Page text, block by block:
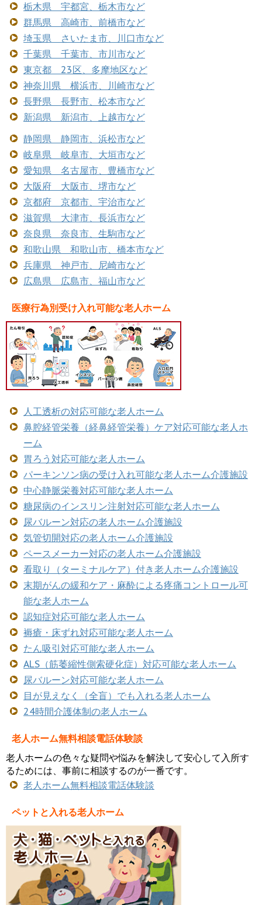
栃木県 宇都宮、栃木市など
群馬県 高崎市、前橋市など
埼玉県 さいたま市、川口市など
千葉県 千葉市、市川市など
東京都 23区、多摩地区など
神奈川県 横浜市、川崎市など
長野県 長野市、松本市など
新潟県 新潟市、上越市など
静岡県 静岡市、浜松市など
岐阜県 岐阜市、大垣市など
愛知県 名古屋市、豊橋市など
大阪府 大阪市、堺市など
京都府 京都市、宇治市など
滋賀県 大津市、長浜市など
奈良県 奈良市、生駒市など
和歌山県 和歌山市、橋本市など
兵庫県 神戸市、尼崎市など
広島県 広島市、福山市など
医療行為別受け入れ可能な老人ホーム
人工透析の対応可能な老人ホーム
鼻腔経管栄養（経鼻経管栄養）ケア対応可能な老人ホ
ーム
胃ろう対応可能な老人ホーム
パーキンソン病の受け入れ可能な老人ホーム介護施設
中心静脈栄養対応可能な老人ホーム
糖尿病のインスリン注射対応可能な老人ホーム
尿バルーン対応の老人ホーム介護施設
気管切開対応の老人ホーム介護施設
ペースメーカー対応の老人ホーム介護施設
看取り（ターミナルケア）付き老人ホーム介護施設
末期がんの緩和ケア・麻酔による疼痛コントロール可
能な老人ホーム
認知症対応可能な老人ホーム
褥瘡・床ずれ対応可能な老人ホーム
たん吸引対応可能な老人ホーム
ALS（筋萎縮性側索硬化症）対応可能な老人ホーム
尿バルーン対応可能な老人ホーム
目が見えなく（全盲）でも入れる老人ホーム
24時間介護体制の老人ホーム
老人ホーム無料相談電話体験談
老人ホームの色々な疑問や悩みを解決して安心して入所す
るためには、事前に相談するのが一番です。
老人ホーム無料相談電話体験談
ペットと入れる老人ホーム